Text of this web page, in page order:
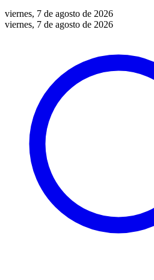
viernes, 7 de agosto de 2026
viernes, 7 de agosto de 2026